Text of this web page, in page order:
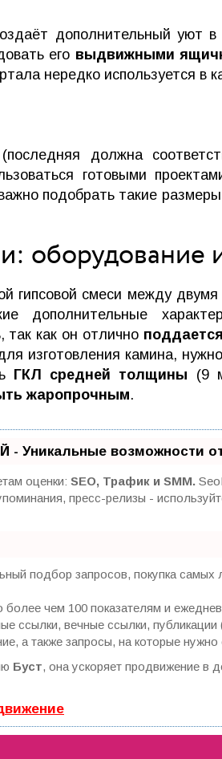
дополнительный уют
его выдвижными
нередко используется в
должна
готовыми
подобрать такие
оборудование
гипсовой смеси между
дополнительные
так как он отлично
изготовления камина,
ГКЛ средней толщины (9
жаропрочным.
Уникальные возможности от
оценки: SEO, Трафик и SMM.
пресс-релизы -
подбор запросов, покупка
чем 100 показателям и
ссылки, вечные ссылки, публикации
а также запросы, на которые нужно
Буст, она ускоряет продвижение в